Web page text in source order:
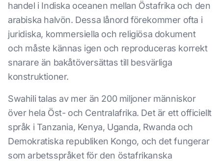
handel i Indiska oceanen mellan Östafrika och den
arabiska halvön. Dessa lånord förekommer ofta i
juridiska, kommersiella och religiösa dokument
och måste kännas igen och reproduceras korrekt
snarare än bakåtöversättas till besvärliga
konstruktioner.
Swahili talas av mer än 200 miljoner människor
över hela Öst- och Centralafrika. Det är ett officiellt
språk i Tanzania, Kenya, Uganda, Rwanda och
Demokratiska republiken Kongo, och det fungerar
som arbetsspråket för den östafrikanska